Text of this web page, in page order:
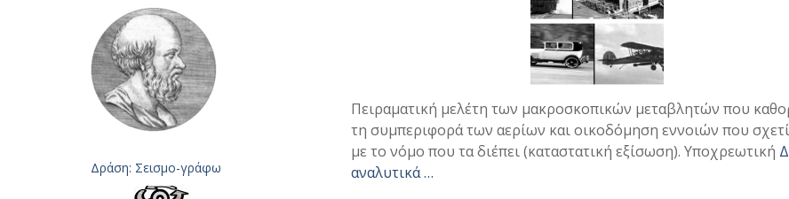
Πειραματική μελέτη των μακροσκοπικών μεταβλητών που
τη συμπεριφορά των αερίων και οικοδόμηση εννοιών που
με το νόμο που τα διέπει (καταστατική εξίσωση). Υποχρεωτική
αναλυτικά …
Υπολογισμό της Ακτίνας της Γης – 2023
Δράση: Σεισμο-γράφω